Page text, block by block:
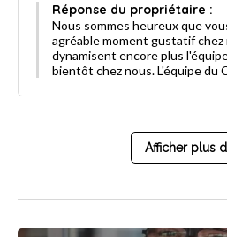
Réponse du propriétaire :
Nous sommes heureux que
agréable moment gustatif
dynamisent encore plus
bientôt chez nous. L'équipe du
Afficher plus